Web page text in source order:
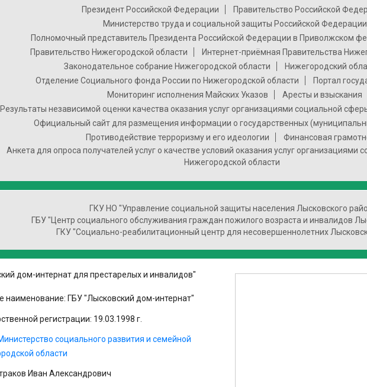
Президент Российской Федерации
Правительство Российской
Министерство труда и социальной защиты Российской Федерации
Полномочный представитель Президента Российской Федерации в Приволжском
Правительство Нижегородской области
Интернет-приёмная Правительства
Законодательное собрание Нижегородской области
Нижегородский
Отделение Социального фонда России по Нижегородской области
Портал
Мониторинг исполнения Майских Указов
Аресты и взыскания
Результаты независимой оценки качества оказания услуг организациями социальной
Официальный сайт для размещения информации о государственных
Противодействие терроризму и его идеологии
Финансовая
Анкета для опроса получателей услуг о качестве условий оказания услуг организациями
Нижегородской области
ГКУ НО "Управление социальной защиты населения Лысковского
ГБУ "Центр социального обслуживания граждан пожилого возраста и инвалидов
ГКУ "Социально-реабилитационный центр для несовершеннолетних
дом-интернат для престарелых и инвалидов"
наименование: ГБУ "Лысковский дом-интернат"
регистрации: 19.03.1998 г.
социального развития и семейной
области
Иван Александрович